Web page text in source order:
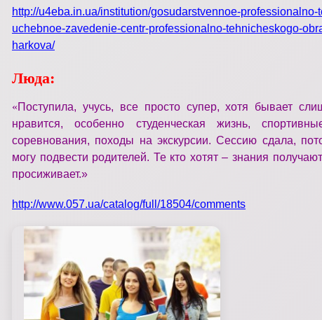
http://u4eba.in.ua/institution/gosudarstvennoe-professionalno-
uchebnoe-zavedenie-centr-professionalno-tehnicheskogo-
harkova/
Люда:
«Поступила, учусь, все просто супер, хотя бывает
нравится, особенно студенческая жизнь,
соревнования, походы на экскурсии. Сессию сдала,
могу подвести родителей. Те кто хотят – знания
просиживает.»
http://www.057.ua/catalog/full/18504/comments